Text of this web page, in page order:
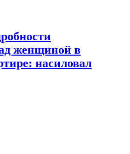
женщиной в
насиловал